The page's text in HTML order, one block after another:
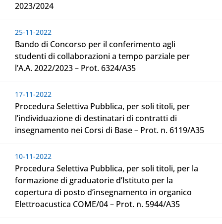
2023/2024
25-11-2022
Bando di Concorso per il conferimento agli
studenti di collaborazioni a tempo parziale per
l’A.A. 2022/2023 – Prot. 6324/A35
17-11-2022
Procedura Selettiva Pubblica, per soli titoli, per
l’individuazione di destinatari di contratti di
insegnamento nei Corsi di Base – Prot. n. 6119/A35
10-11-2022
Procedura Selettiva Pubblica, per soli titoli, per la
formazione di graduatorie d’Istituto per la
copertura di posto d’insegnamento in organico
Elettroacustica COME/04 – Prot. n. 5944/A35